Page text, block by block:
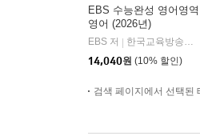
EBS 수능완성 영어영역
영어 (2026년)
EBS 저
한국교육방송공사
14,040원 (10% 할인)
검색 페이지에서 선택된